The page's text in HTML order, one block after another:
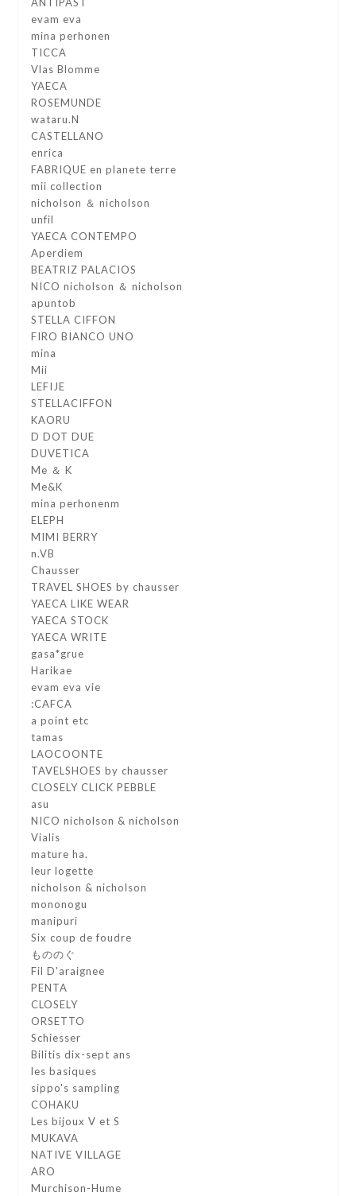
evam eva
mina perhonen
TICCA
Vlas Blomme
YAECA
ROSEMUNDE
wataru.N
CASTELLANO
enrica
FABRIQUE en planete terre
mii collection
nicholson ＆ nicholson
unfil
YAECA CONTEMPO
Aperdiem
BEATRIZ PALACIOS
NICO nicholson ＆ nicholson
apuntob
STELLA CIFFON
FIRO BIANCO UNO
mina
Mii
LEFIJE
STELLACIFFON
KAORU
D DOT DUE
DUVETICA
Me ＆ K
Me&K
mina perhonenm
ELEPH
MIMI BERRY
n.VB
Chausser
TRAVEL SHOES by chausser
YAECA LIKE WEAR
YAECA STOCK
YAECA WRITE
gasa*grue
Harikae
evam eva vie
:CAFCA
a point etc
tamas
LAOCOONTE
TAVELSHOES by chausser
CLOSELY CLICK PEBBLE
asu
NICO nicholson & nicholson
Vialis
mature ha.
leur logette
nicholson & nicholson
mononogu
manipuri
Six coup de foudre
もののぐ
Fil D'araignee
PENTA
CLOSELY
ORSETTO
Schiesser
Bilitis dix-sept ans
les basiques
sippo's sampling
COHAKU
Les bijoux V et S
MUKAVA
NATIVE VILLAGE
ARO
Murchison-Hume